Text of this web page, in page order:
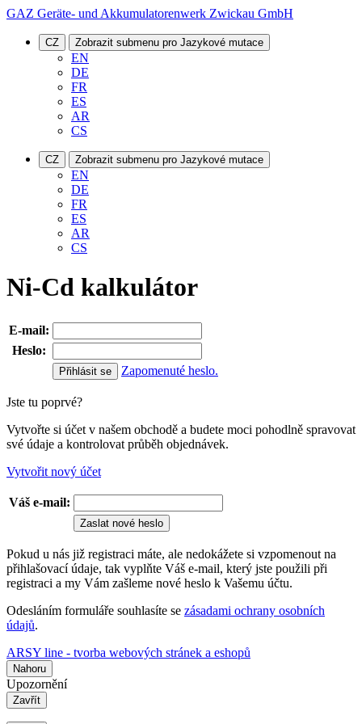
GAZ Geräte- und Akkumulatorenwerk Zwickau GmbH
CZ Zobrazit submenu pro Jazykové mutace
EN
DE
FR
ES
AR
CS
CZ Zobrazit submenu pro Jazykové mutace
EN
DE
FR
ES
AR
CS
Ni-Cd kalkulátor
E-mail:
Heslo:
Zapomenuté heslo.
Jste tu poprvé?
Vytvořte si účet v našem obchodě a budete moci pohodlně spravovat
své údaje a kontrolovat průběh objednávek.
Vytvořit nový účet
Váš e-mail:
Zaslat nové heslo
Pokud u nás již registraci máte, ale nedokážete si vzpomenout na
přihlašovací údaje, tak vyplňte Váš e-mail, který jste použili při
registraci a my Vám zašleme nové heslo k Vašemu účtu.
Odesláním formuláře souhlasíte se zásadami ochrany osobních
údajů.
ARSY line - tvorba webových stránek a eshopů
Nahoru
Upozornění
Zavřít